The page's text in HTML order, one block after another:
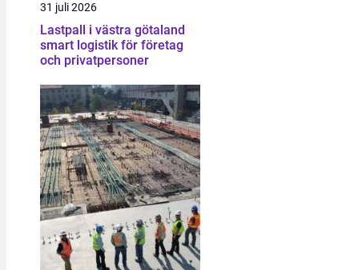
31 juli 2026
Lastpall i västra götaland
smart logistik för företag
och privatpersoner